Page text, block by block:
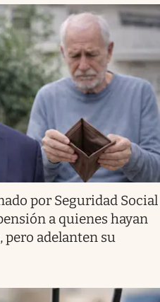
por Seguridad Social
a quienes hayan
pero adelanten su